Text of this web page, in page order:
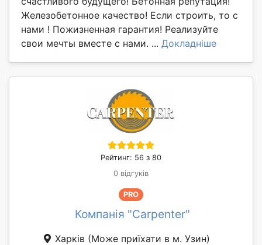
Железобетонное качество! Если строить, то с
нами ! Пожизненная гарантия! Реализуйте
свои мечты вместе с нами. ... Докладніше
Рейтинг: 56 з 80
0 відгуків
PRO
Компанія "Сarpenter"
Харків (Може приїхати в м. Узин)